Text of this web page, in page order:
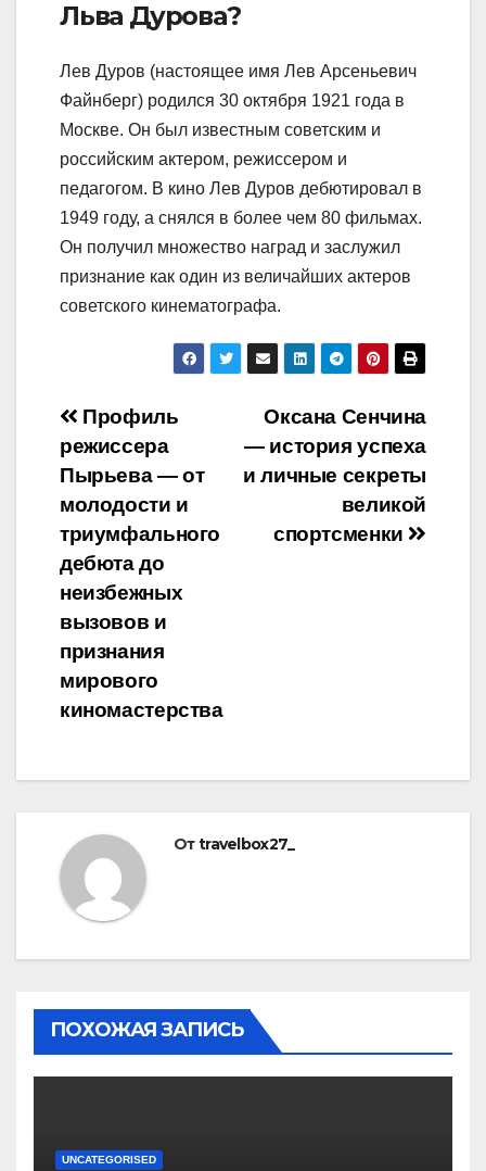
Льва Дурова?
Лев Дуров (настоящее имя Лев Арсеньевич
Файнберг) родился 30 октября 1921 года в
Москве. Он был известным советским и
российским актером, режиссером и
педагогом. В кино Лев Дуров дебютировал в
1949 году, а снялся в более чем 80 фильмах.
Он получил множество наград и заслужил
признание как один из величайших актеров
советского кинематографа.
Навигация
по
записям
Оксана Сенчина
— история успеха
и личные секреты
великой
спортсменки
Профиль
режиссера
Пырьева — от
молодости и
триумфального
дебюта до
неизбежных
вызовов и
признания
мирового
киномастерства
Отtravelbox27_
ПОХОЖАЯ ЗАПИСЬ
UNCATEGORISED